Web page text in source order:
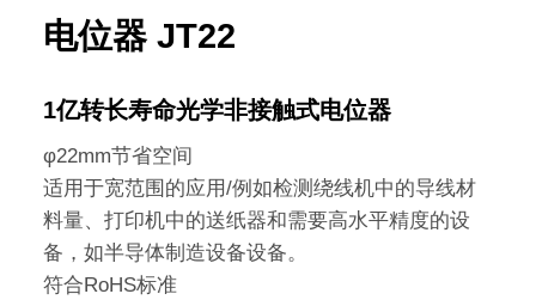
电位器 JT22
1亿转长寿命光学非接触式电位器
φ22mm节省空间
适用于宽范围的应用/例如检测绕线机中的导线材
料量、打印机中的送纸器和需要高水平精度的设
备，如半导体制造设备设备。
符合RoHS标准